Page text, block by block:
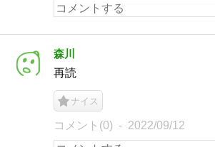
森川
再読
ナイス
コメント(0) 2022/09/12